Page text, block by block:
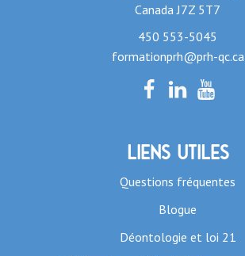
Canada J7Z 5T7
450 553-5045
formationprh@prh-qc.ca
Liens utiles
Questions fréquentes
Blogue
Déontologie et loi 21